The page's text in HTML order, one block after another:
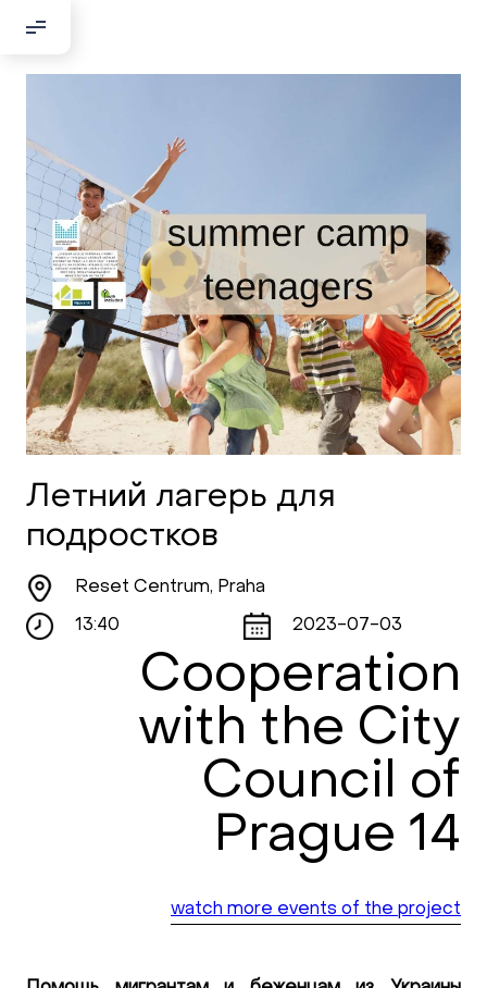
пожалуйста, контактируйте нас:
По адресу:
Kontaktní e-mail:
youthincluded@gmail.com
Или в соцсети Telegram:
@Interkulturnipracepraha14
Летний лагерь для
подростков
Reset Centrum, Praha
13:40 2023-07-03
Cooperation
with the City
Council of
Prague 14
watch more events of the project